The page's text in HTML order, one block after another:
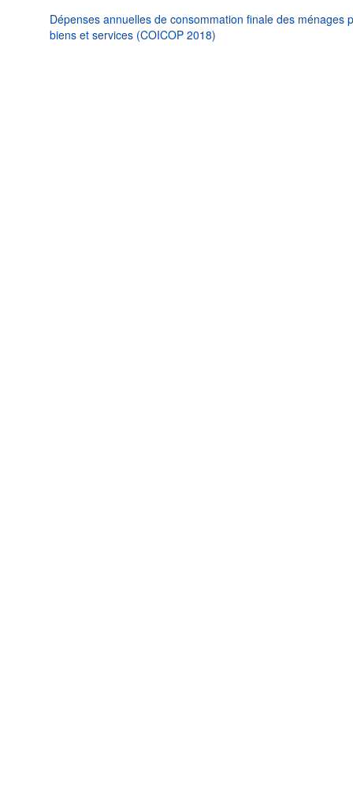
Dépenses annuelles de consommation finale des ménages
biens et services (COICOP 2018)